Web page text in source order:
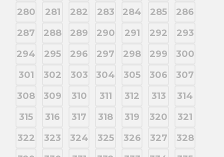
280
281 282 283 284 285
286
287
288 289 290 291 292
293
294
295 296 297 298 299
300
301
302 303 304 305 306
307
308
309 310 311 312 313
314
315
316 317 318 319 320
321
322
323 324 325 326 327
328